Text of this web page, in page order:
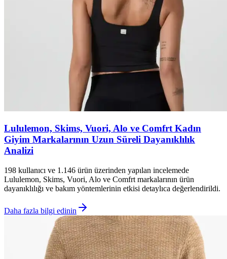
Lululemon, Skims, Vuori, Alo ve Comfrt Kadın
Giyim Markalarının Uzun Süreli Dayanıklılık
Analizi
198 kullanıcı ve 1.146 ürün üzerinden yapılan incelemede
Lululemon, Skims, Vuori, Alo ve Comfrt markalarının ürün
dayanıklılığı ve bakım yöntemlerinin etkisi detaylıca değerlendirildi.
Daha fazla bilgi edinin